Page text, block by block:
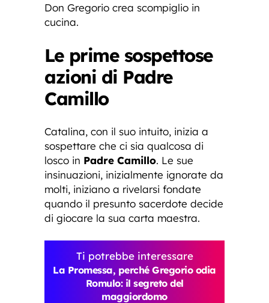
Don Gregorio crea scompiglio in
cucina.
Le prime sospettose
azioni di Padre
Camillo
Catalina, con il suo intuito, inizia a
sospettare che ci sia qualcosa di
losco in Padre Camillo. Le sue
insinuazioni, inizialmente ignorate da
molti, iniziano a rivelarsi fondate
quando il presunto sacerdote decide
di giocare la sua carta maestra.
Ti potrebbe interessare
La Promessa, perché Gregorio odia
Romulo: il segreto del
maggiordomo